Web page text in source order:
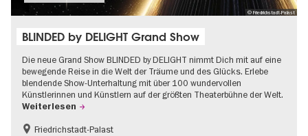
© Friedrichstadt-Palast
BLINDED by DELIGHT Grand Show
Die neue Grand Show BLINDED by DELIGHT nimmt Dich mit auf eine
bewegende Reise in die Welt der Träume und des Glücks. Erlebe
blendende Show-Unterhaltung mit über 100 wundervollen
Künstlerinnen und Künstlern auf der größten Theaterbühne der Welt.
Weiterlesen
Barrierefrei
Friedrichstadt-Palast